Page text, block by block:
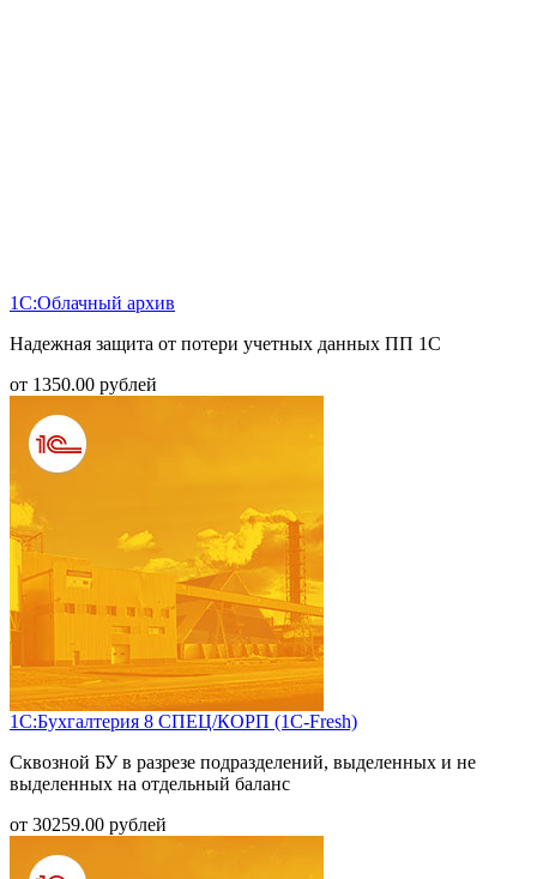
1С:Облачный архив
Надежная защита от потери учетных данных ПП 1С
от 1350.00 рублей
1С:Бухгалтерия 8 СПЕЦ/КОРП (1С-Fresh)
Сквозной БУ в разрезе подразделений, выделенных и не
выделенных на отдельный баланс
от 30259.00 рублей